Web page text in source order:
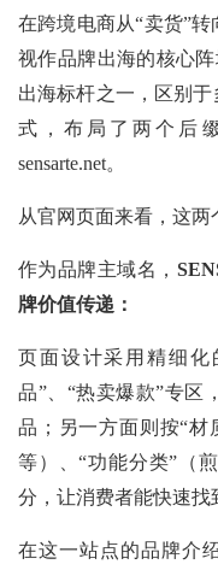
在跨境电商从“卖货”
视作品牌出海的核心
出海标杆之一，区别
式，布局了两个后
sensarte.net。
从官网页面来看，这两
作为品牌主域名，
牌价值传递：
页面设计采用精细
品”、“热卖爆款”专区
品；另一方面则按“材
等）、“功能分类”（
分，让消费者能快速找
在这一站点的品牌介